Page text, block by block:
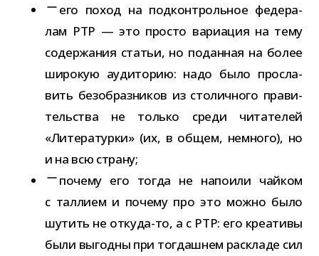
его поход на под­кон­троль­ное феде­ра­
лам РТР — это про­сто вари­а­ция на тему
содер­жа­ния ста­тьи, но подан­ная на более
широ­кую ауди­то­рию: надо было про­сла­
вить без­об­раз­ни­ков из сто­лич­ного пра­ви­
тель­ства не только среди чита­те­лей
«Литературки» (их, в общем, немного), но
и на всю страну;
почему его тогда не напо­или чай­ком
с тал­лием и почему про это можно было
шутить не откуда-​то, а с РТР: его кре­а­тивы
были выгодны при тогдаш­нем рас­кладе сил